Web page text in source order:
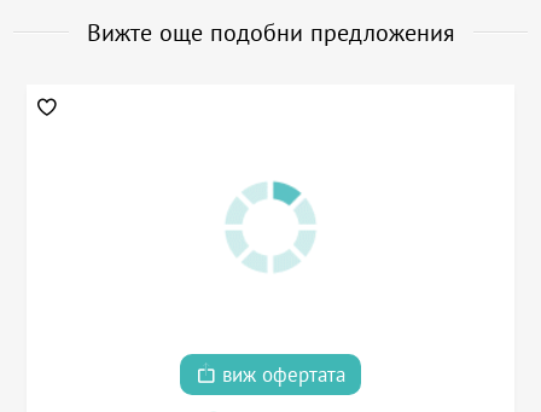
Вижте още подобни предложения
виж офертата